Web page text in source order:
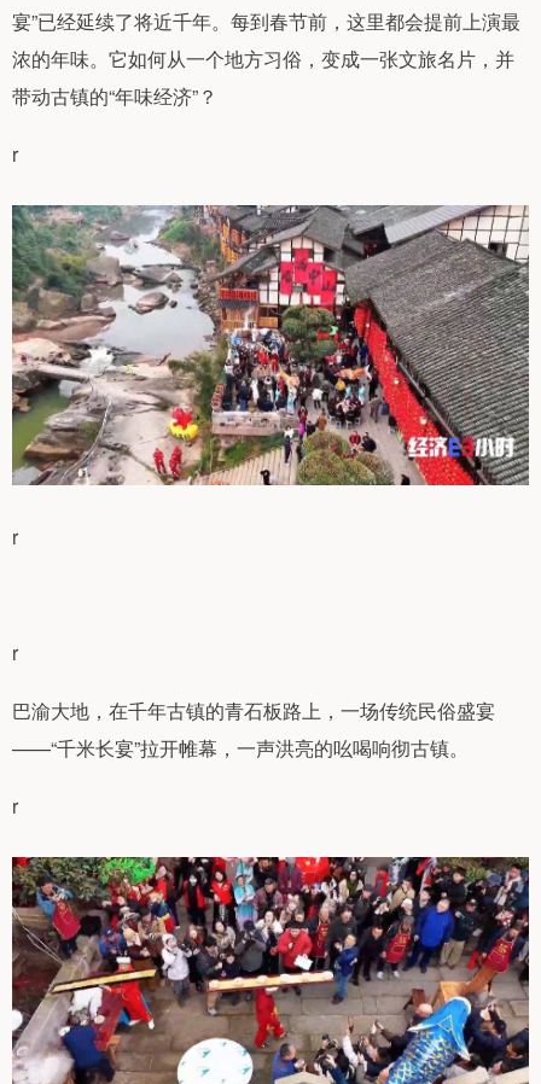
宴”已经延续了将近千年。每到春节前，这里都会提前上演最
浓的年味。它如何从一个地方习俗，变成一张文旅名片，并
带动古镇的“年味经济”？
r
r
r
巴渝大地，在千年古镇的青石板路上，一场传统民俗盛宴
——“千米长宴”拉开帷幕，一声洪亮的吆喝响彻古镇。
r